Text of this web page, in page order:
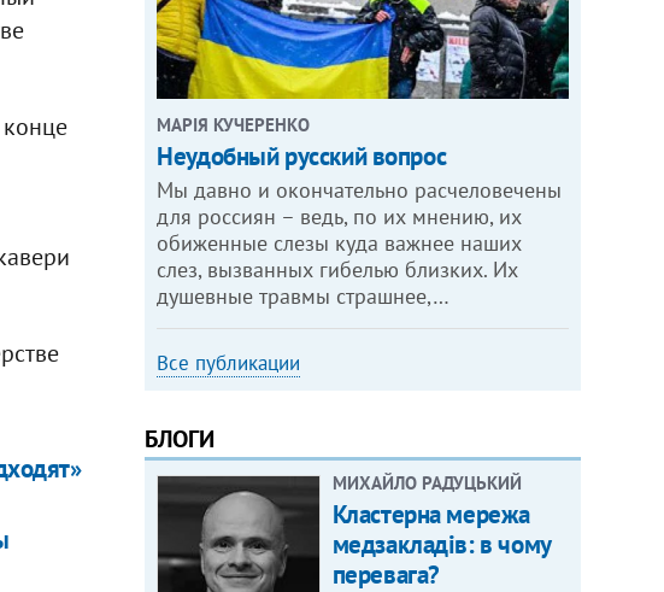
МАРІЯ КУЧЕРЕНКО
​Неудобный русский вопрос
Мы давно и окончательно расчеловечены
для россиян – ведь, по их мнению, их
обиженные слезы куда важнее наших
слез, вызванных гибелью близких. Их
душевные травмы страшнее,…
Все публикации
БЛОГИ
МИХАЙЛО РАДУЦЬКИЙ
Кластерна мережа
медзакладів: в чому
перевага?